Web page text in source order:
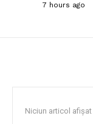
7 hours ago
Niciun articol afișat